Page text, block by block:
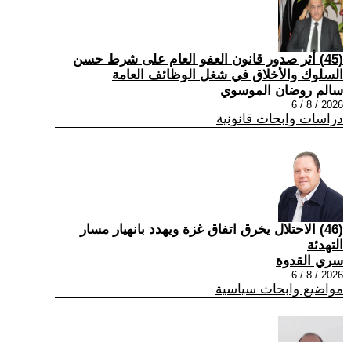
(45) أثر صدور قانون العفو العام على شرط حسن
السلوك والأخلاق في شغل الوظائف العامة
سالم روضان الموسوي
2026 / 8 / 6
دراسات وابحاث قانونية
(46) الاحتلال يخرق اتفاق غزة ويهدد بانهيار مسار
التهدئة
سري القدوة
2026 / 8 / 6
مواضيع وابحاث سياسية